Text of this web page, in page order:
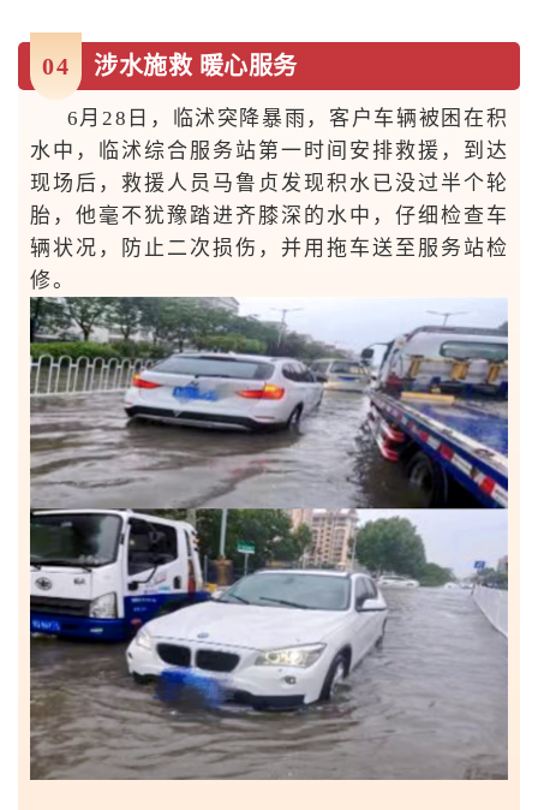
04 涉水施救 暖心服务
6月28日，临沭突降暴雨，客户车辆被困在积
水中，临沭综合服务站第一时间安排救援，到达
现场后，救援人员马鲁贞发现积水已没过半个轮
胎，他毫不犹豫踏进齐膝深的水中，仔细检查车
辆状况，防止二次损伤，并用拖车送至服务站检
修。